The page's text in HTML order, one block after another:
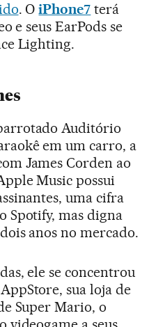
. OiPhone7 terá
e seus EarPods se
Lighting.
Auditório
em um carro, a
James Corden ao
Music possui
uma cifra
Spotify, mas digna
anos no mercado.
ele se concentrou
sua loja de
Super Mario, o